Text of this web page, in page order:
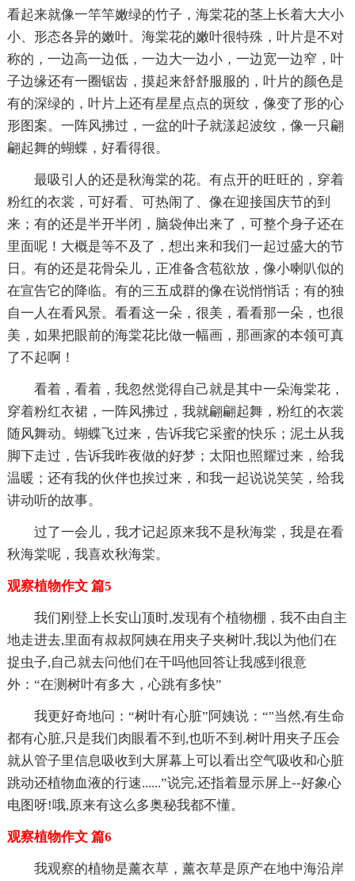
看起来就像一竿竿嫩绿的竹子，海棠花的茎上长着大大小
小、形态各异的嫩叶。海棠花的嫩叶很特殊，叶片是不对
称的，一边高一边低，一边大一边小，一边宽一边窄，叶
子边缘还有一圈锯齿，摸起来舒舒服服的，叶片的颜色是
有的深绿的，叶片上还有星星点点的斑纹，像变了形的心
形图案。一阵风拂过，一盆的叶子就漾起波纹，像一只翩
翩起舞的蝴蝶，好看得很。
最吸引人的还是秋海棠的花。有点开的旺旺的，穿着
粉红的衣裳，可好看、可热闹了、像在迎接国庆节的到
来；有的还是半开半闭，脑袋伸出来了，可整个身子还在
里面呢！大概是等不及了，想出来和我们一起过盛大的节
日。有的还是花骨朵儿，正准备含苞欲放，像小喇叭似的
在宣告它的降临。有的三五成群的像在说悄悄话；有的独
自一人在看风景。看看这一朵，很美，看看那一朵，也很
美，如果把眼前的海棠花比做一幅画，那画家的本领可真
了不起啊！
看着，看着，我忽然觉得自己就是其中一朵海棠花，
穿着粉红衣裙，一阵风拂过，我就翩翩起舞，粉红的衣裳
随风舞动。蝴蝶飞过来，告诉我它采蜜的快乐；泥土从我
脚下走过，告诉我昨夜做的好梦；太阳也照耀过来，给我
温暖；还有我的伙伴也挨过来，和我一起说说笑笑，给我
讲动听的故事。
过了一会儿，我才记起原来我不是秋海棠，我是在看
秋海棠呢，我喜欢秋海棠。
观察植物作文 篇5
我们刚登上长安山顶时,发现有个植物棚，我不由自主
地走进去,里面有叔叔阿姨在用夹子夹树叶,我以为他们在
捉虫子,自己就去问他们在干吗他回答让我感到很意
外：“在测树叶有多大，心跳有多快”
我更好奇地问：“树叶有心脏”阿姨说：“"当然,有生命
都有心脏,只是我们肉眼看不到,也听不到.树叶用夹子压会
就从管子里信息吸收到大屏幕上可以看出空气吸收和心脏
跳动还植物血液的行速......”说完,还指着显示屏上--好象心
电图呀!哦,原来有这么多奥秘我都不懂。
观察植物作文 篇6
我观察的植物是薰衣草，薰衣草是原产在地中海沿岸